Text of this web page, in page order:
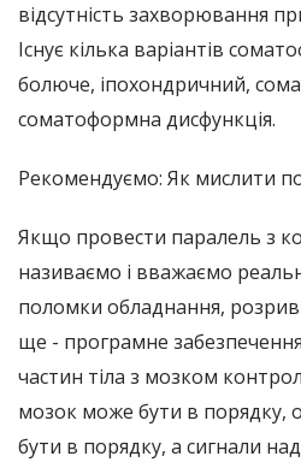
відсутність захворювання
Існує кілька варіантів
болюче, іпохондричний,
соматоформна дисфункція.
Рекомендуємо: Як мислити
Якщо провести паралель з
називаємо і вважаємо
поломки обладнання,
ще - програмне
частин тіла з мозком
мозок може бути в порядку,
бути в порядку, а сигнали